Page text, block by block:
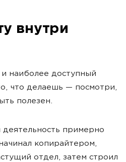
внутри
наиболее доступный
что делаешь — посмотри,
полезен.
примерно
копирайтером,
отдел, затем строил